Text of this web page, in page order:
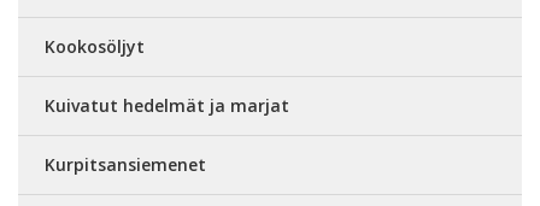
Kookosöljyt
Kuivatut hedelmät ja marjat
Kurpitsansiemenet